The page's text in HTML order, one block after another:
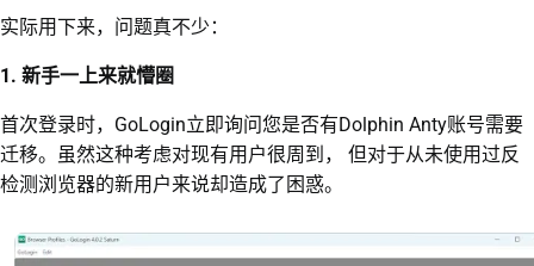
实际用下来，问题真不少：
1. 新手一上来就懵圈
首次登录时，GoLogin立即询问您是否有Dolphin Anty账号需要
迁移。虽然这种考虑对现有用户很周到， 但对于从未使用过反
检测浏览器的新用户来说却造成了困惑。